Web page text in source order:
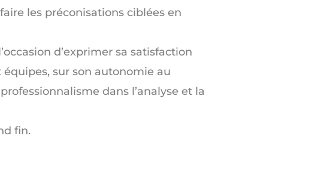
les préconisations ciblées en
d’exprimer sa satisfaction
sur son autonomie au
dans l’analyse et la
fin.